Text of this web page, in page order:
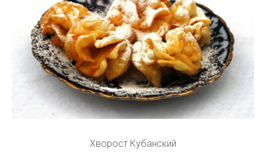
Хворост Кубанский